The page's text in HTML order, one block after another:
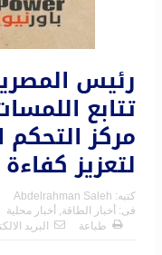
رئيس
تتابع
مركز التحكم
لتعزيز
كتبه: Abdelrahman Saleh
فى: أخبار الطاقة أخبار محلية
طباعة
البريد